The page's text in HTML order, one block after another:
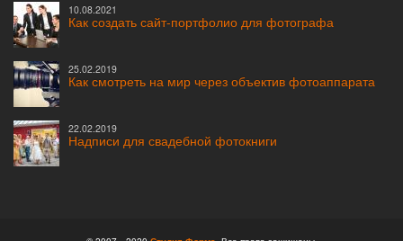
10.08.2021
Как создать сайт-портфолио для фотографа
25.02.2019
Как смотреть на мир через объектив фотоаппарата
22.02.2019
Надписи для свадебной фотокниги